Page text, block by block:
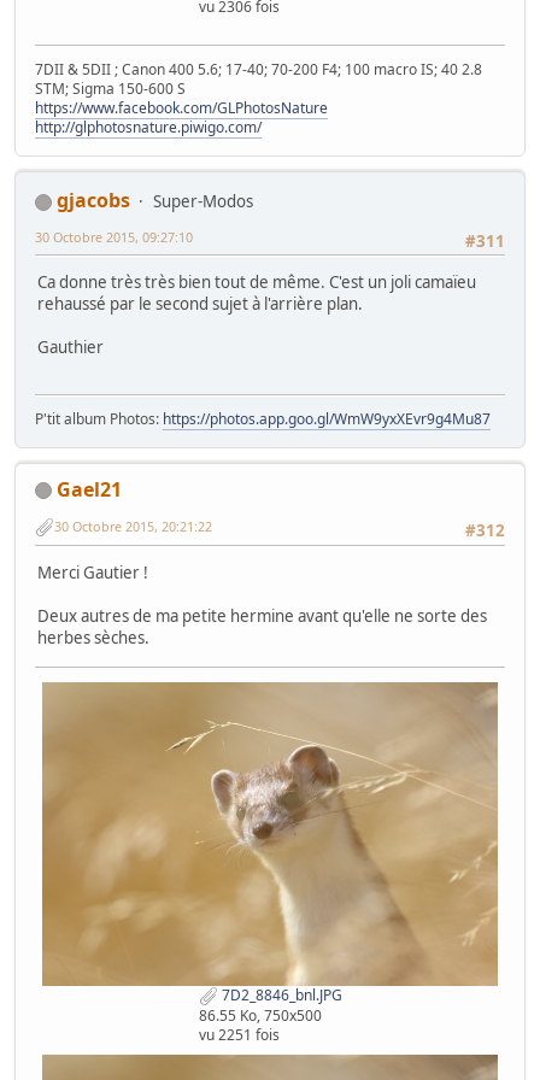
vu 2306 fois
7DII & 5DII ; Canon 400 5.6; 17-40; 70-200 F4; 100 macro IS; 40 2.8
STM; Sigma 150-600 S
https://www.facebook.com/GLPhotosNature
http://glphotosnature.piwigo.com/
gjacobs
Super-Modos
#311
30 Octobre 2015, 09:27:10
Ca donne très très bien tout de même. C'est un joli camaïeu
rehaussé par le second sujet à l'arrière plan.
Gauthier
P'tit album Photos: https://photos.app.goo.gl/WmW9yxXEvr9g4Mu87
Gael21
#312
30 Octobre 2015, 20:21:22
Merci Gautier !
Deux autres de ma petite hermine avant qu'elle ne sorte des
herbes sèches.
7D2_8846_bnl.JPG
86.55 Ko, 750x500
vu 2251 fois